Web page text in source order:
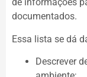
documentados.
Essa lista se dá
Descrever